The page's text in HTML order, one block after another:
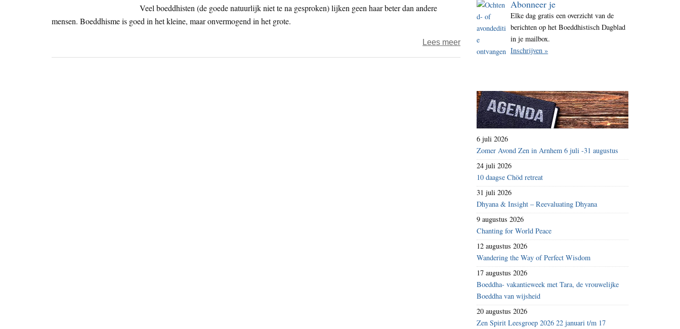
i
t
Veel boeddhisten (de goede natuurlijk niet te na gesproken) lijken geen haar beter dan andere
mensen. Boeddhisme is goed in het kleine, maar onvermogend in het grote.
Lees meerover
Taigu
niets
groots
Abonneer je
Elke dag gratis een overzicht van de
berichten op het Boeddhistisch Dagblad
in je mailbox.
Inschrijven »
6 juli 2026
Zomer Avond Zen in Arnhem 6 juli -31 augustus
24 juli 2026
10 daagse Chöd retreat
31 juli 2026
Dhyana & Insight – Reevaluating Dhyana
9 augustus 2026
Chanting for World Peace
12 augustus 2026
Wandering the Way of Perfect Wisdom
17 augustus 2026
Boeddha- vakantieweek met Tara, de vrouwelijke
Boeddha van wijsheid
20 augustus 2026
Zen Spirit Leesgroep 2026 22 januari t/m 17